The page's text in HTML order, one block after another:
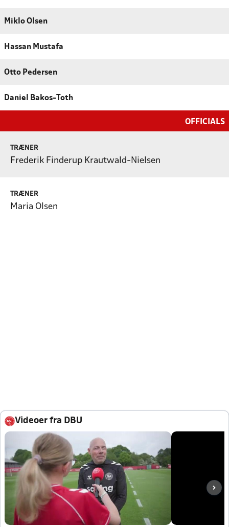
Miklo Olsen
Hassan Mustafa
Otto Pedersen
Daniel Bakos-Toth
OFFICIALS
TRÆNER
Frederik Finderup Krautwald-Nielsen
TRÆNER
Maria Olsen
Videoer fra DBU